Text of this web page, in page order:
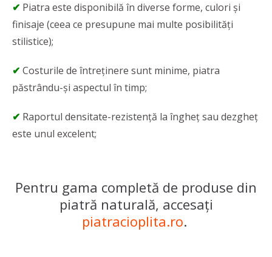
✔ Piatra este disponibilă în diverse forme, culori și
finisaje (ceea ce presupune mai multe posibilităţi
stilistice);
✔ Costurile de întreținere sunt minime, piatra
păstrându-și aspectul în timp;
✔ Raportul densitate-rezistență la îngheț sau dezgheț
este unul excelent;
Pentru gama completă de produse din
piatră naturală, accesați
piatracioplita.ro.